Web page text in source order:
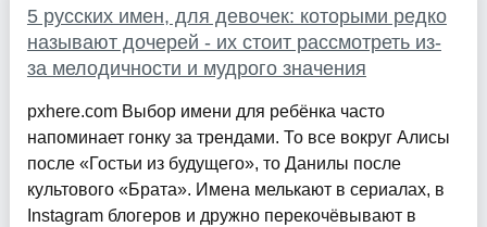
5 русских имен, для девочек: которыми редко
называют дочерей - их стоит рассмотреть из-
за мелодичности и мудрого значения
pxhere.com Выбор имени для ребёнка часто
напоминает гонку за трендами. То все вокруг Алисы
после «Гостьи из будущего», то Данилы после
культового «Брата». Имена мелькают в сериалах, в
Instagram блогеров и дружно перекочёвывают в